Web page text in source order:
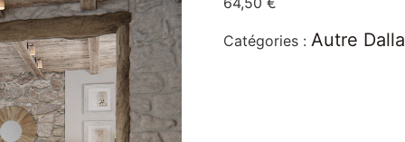
Catégories : Autre